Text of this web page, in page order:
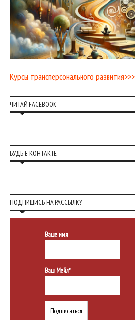
Курсы трансперсонального развития>>>
ЧИТАЙ FACEBOOK
БУДЬ В КОНТАКТЕ
ПОДПИШИСЬ НА РАССЫЛКУ
Ваше имя
Ваш Мейл*